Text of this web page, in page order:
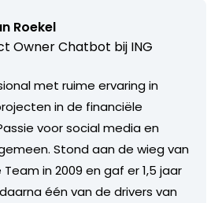
Roekel
Owner Chatbot bij ING
met ruime ervaring in
in de financiële
voor social media en
Stond aan de wieg van
in 2009 en gaf er 1,5 jaar
één van de drivers van